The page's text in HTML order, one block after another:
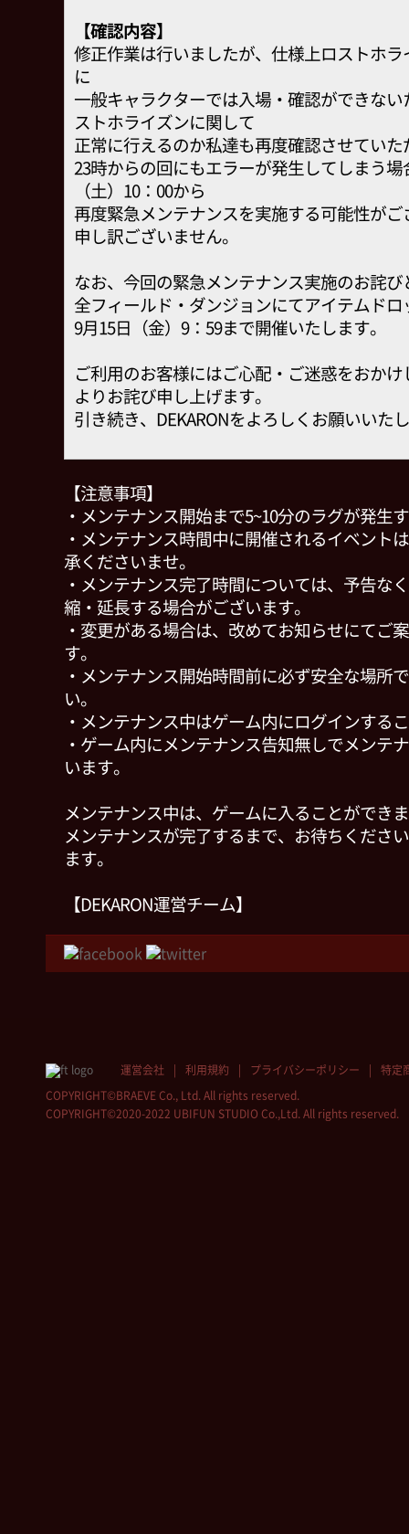
【確認内容】
修正作業は行いましたが、仕様上ロストホラ
に
一般キャラクターでは入場・確認ができない
ストホライズンに関して
正常に行えるのか私達も再度確認させていた
23時からの回にもエラーが発生してしまう場
（土）10：00から
再度緊急メンテナンスを実施する可能性がご
申し訳ございません。
なお、今回の緊急メンテナンス実施のお詫び
全フィールド・ダンジョンにてアイテムドロ
9月15日（金）9：59まで開催いたします。
ご利用のお客様にはご心配・ご迷惑をおか
よりお詫び申し上げます。
引き続き、DEKARONをよろしくお願いいた
【注意事項】
・メンテナンス開始まで5~10分のラグが発生
・メンテナンス時間中に開催されるイベント
承くださいませ。
・メンテナンス完了時間については、予告な
縮・延長する場合がございます。
・変更がある場合は、改めてお知らせにてご
す。
・メンテナンス開始時間前に必ず安全な場所
い。
・メンテナンス中はゲーム内にログインする
・ゲーム内にメンテナンス告知無しでメンテ
います。
メンテナンス中は、ゲームに入ることができ
メンテナンスが完了するまで、お待ちくださ
ます。
【DEKARON運営チーム】
運営会社 利用規約 プライバシーポリシー 特定
COPYRIGHT©BRAEVE Co., Ltd. All rights reserved.
COPYRIGHT©2020-2022 UBIFUN STUDIO Co.,Ltd. All rights reserved.